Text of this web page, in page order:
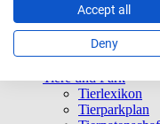
Veranstaltungen
Spenden
Tiere und Park
Tierlexikon
Tierparkplan
Accept all
Deny